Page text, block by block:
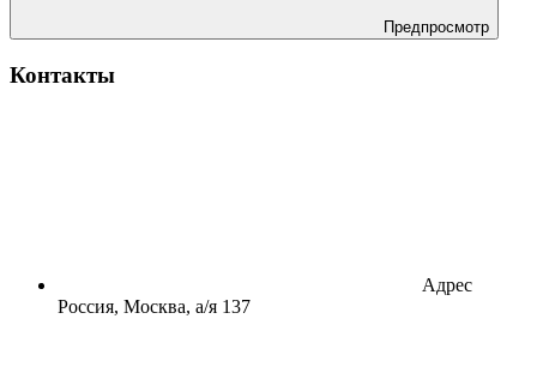
Предпросмотр
Контакты
Адрес
Россия, Москва, а/я 137